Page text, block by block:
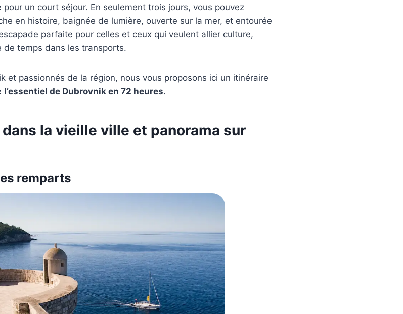
un court séjour. En seulement trois jours, vous pouvez
en histoire, baignée de lumière, ouverte sur la mer, et entourée
parfaite pour celles et ceux qui veulent allier culture,
temps dans les transports.
et passionnés de la région, nous vous proposons ici un itinéraire
l’essentiel de Dubrovnik en 72 heures.
dans la vieille ville et panorama sur
remparts